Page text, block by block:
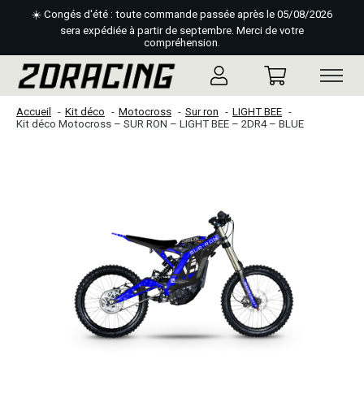
☀️ Congés d'été : toute commande passée après le 05/08/2026
sera expédiée à partir de septembre. Merci de votre
compréhension.
Accueil Kit déco Motocross Sur ron
LIGHT BEE
Kit déco Motocross – SUR RON – LIGHT BEE – 2DR4 – BLUE